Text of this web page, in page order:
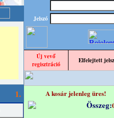
1.
Jelszó
Új vevő
regisztráció
Elfelejtett
A kosár jelenleg üres!
Összeg: